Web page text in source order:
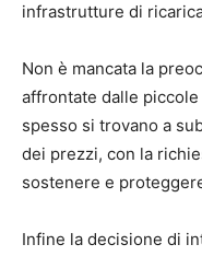
infrastrutture di
Non è mancata la
affrontate dalle
spesso si trovano a
dei prezzi, con la
sostenere e
Infine la decisione di